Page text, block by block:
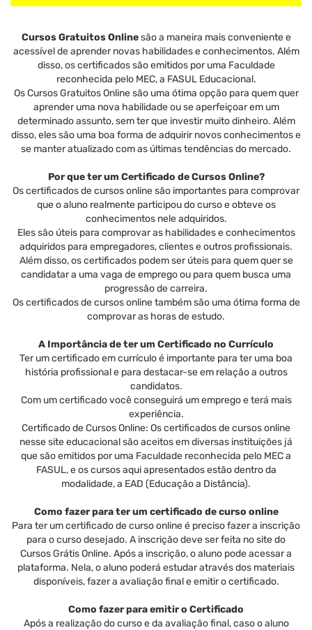
Cursos Gratuitos Onlinesão a maneira mais conveniente e
acessível de aprender novas habilidades e conhecimentos. Além
disso, os certificados são emitidos por uma Faculdade
reconhecida pelo MEC, a FASUL Educacional.
Os Cursos Gratuitos Online são uma ótima opção para quem quer
aprender uma nova habilidade ou se aperfeiçoar em um
determinado assunto, sem ter que investir muito dinheiro. Além
disso, eles são uma boa forma de adquirir novos conhecimentos e
se manter atualizado com as últimas tendências do mercado.
Por que ter um Certificado de Cursos Online?
Os certificados de cursos online são importantes para comprovar
que o aluno realmente participou do curso e obteve os
conhecimentos nele adquiridos.
Eles são úteis para comprovar as habilidades e conhecimentos
adquiridos para empregadores, clientes e outros profissionais.
Além disso, os certificados podem ser úteis para quem quer se
candidatar a uma vaga de emprego ou para quem busca uma
progressão de carreira.
Os certificados de cursos online também são uma ótima forma de
comprovar as horas de estudo.
A Importância de ter um Certificado no Currículo
Ter um certificado em currículo é importante para ter uma boa
história profissional e para destacar-se em relação a outros
candidatos.
Com um certificado você conseguirá um emprego e terá mais
experiência.
Certificado de Cursos Online: Os certificados de cursos online
nesse site educacional são aceitos em diversas instituições já
que são emitidos por uma Faculdade reconhecida pelo MEC a
FASUL, e os cursos aqui apresentados estão dentro da
modalidade, a EAD (Educação a Distância).
Como fazer para ter um certificado de curso online
Para ter um certificado de curso online é preciso fazer a inscrição
para o curso desejado. A inscrição deve ser feita no site do
Cursos Grátis Online. Após a inscrição, o aluno pode acessar a
plataforma. Nela, o aluno poderá estudar através dos materiais
disponíveis, fazer a avaliação final e emitir o certificado.
Como fazer para emitir o Certificado
Após a realização do curso e da avaliação final, caso o aluno